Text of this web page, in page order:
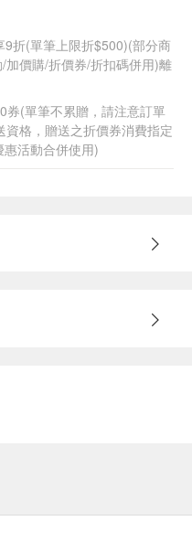
折(單筆上限折$500)(部分商
價購/折價券/折扣碼併用)離
券(單筆不累贈，請注意訂單
格，贈送之折價券消費指定
活動合併使用)